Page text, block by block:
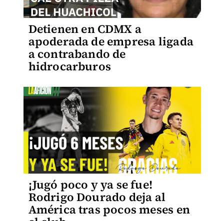
Detienen en CDMX a
apoderada de empresa ligada
a contrabando de
hidrocarburos
¡Jugó poco y ya se fue!
Rodrigo Dourado deja al
América tras pocos meses en